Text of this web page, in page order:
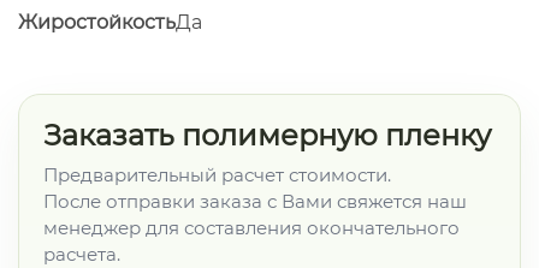
ЖиростойкостьДа
Заказать полимерную пленку
Предварительный расчет стоимости.
После отправки заказа с Вами свяжется наш
менеджер для составления окончательного
расчета.